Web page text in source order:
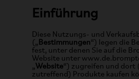
Einführung
Diese Nutzungs- und
(„ Bestimmungen“) legen die
fest, unter denen Sie auf die
Website unter
„Website“) zugreifen und dort
zutreffend) Produkte kaufen